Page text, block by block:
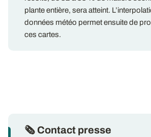
plante entière, sera atteint.
données météo permet ensuite de
ces cartes.
🗞 Contact presse